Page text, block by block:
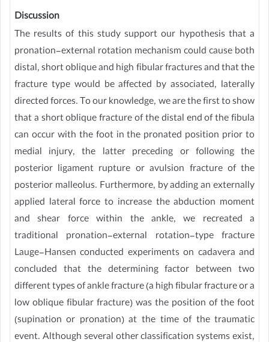
Discussion
The results of this study support our hypothesis that a
pronation-external rotation mechanism could cause both
distal, short oblique and high fibular fractures and that the
fracture type would be affected by associated, laterally
directed forces. To our knowledge, we are the first to show
that a short oblique fracture of the distal end of the fibula
can occur with the foot in the pronated position prior to
medial injury, the latter preceding or following the
posterior ligament rupture or avulsion fracture of the
posterior malleolus. Furthermore, by adding an externally
applied lateral force to increase the abduction moment
and shear force within the ankle, we recreated a
traditional pronation-external rotation-type fracture
Lauge-Hansen conducted experiments on cadavera and
concluded that the determining factor between two
different types of ankle fracture (a high fibular fracture or a
low oblique fibular fracture) was the position of the foot
(supination or pronation) at the time of the traumatic
event. Although several other classification systems exist,